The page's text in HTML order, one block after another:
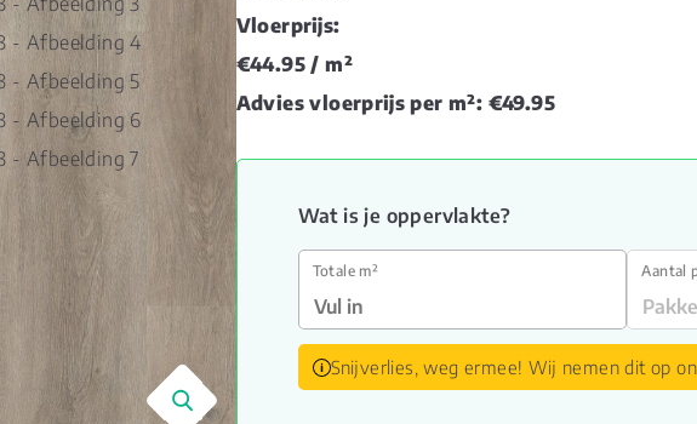
🔍
Vloerprijs:
€44.95/ m²
Advies vloerprijs per m²: €49.95
Wat is je oppervlakte?
Totale m² Aantal
Snijverlies, weg ermee! Wij nemen dit op